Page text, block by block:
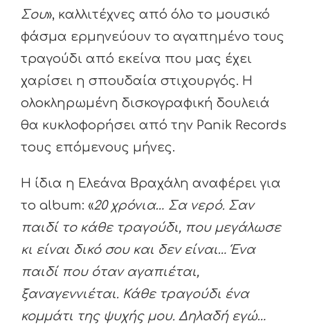
Σου», καλλιτέχνες από όλο το μουσικό
φάσμα ερμηνεύουν το αγαπημένο τους
τραγούδι από εκείνα που μας έχει
χαρίσει η σπουδαία στιχουργός. Η
ολοκληρωμένη δισκογραφική δουλειά
θα κυκλοφορήσει από την Panik Records
τους επόμενους μήνες.
Η ίδια η Ελεάνα Βραχάλη αναφέρει για
το album: «20 χρόνια… Σα νερό. Σαν
παιδί το κάθε τραγούδι, που μεγάλωσε
κι είναι δικό σου και δεν είναι… Ένα
παιδί που όταν αγαπιέται,
ξαναγεννιέται. Κάθε τραγούδι ένα
κομμάτι της ψυχής μου. Δηλαδή εγώ…